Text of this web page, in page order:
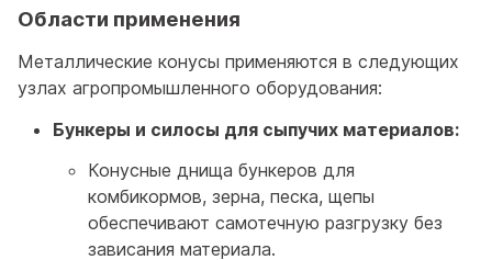
Области применения
Металлические конусы применяются в следующих
узлах агропромышленного оборудования:
Бункеры и силосы для сыпучих материалов:
Конусные днища бункеров для
комбикормов, зерна, песка, щепы
обеспечивают самотечную разгрузку без
зависания материала.